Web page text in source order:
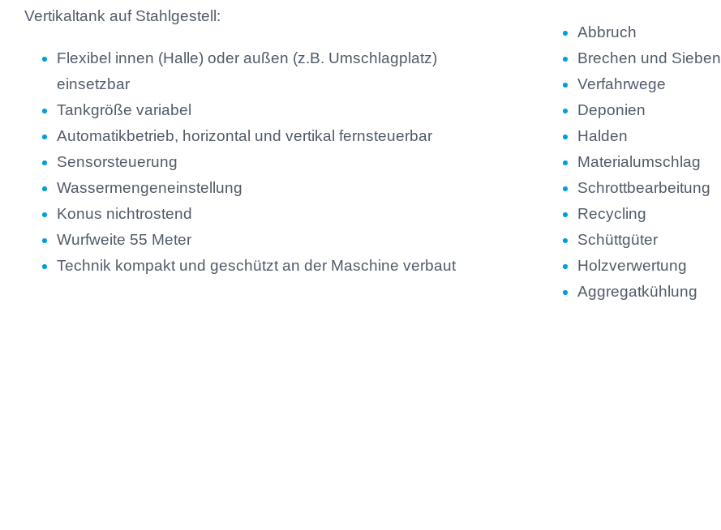
Vertikaltank auf Stahlgestell:
Flexibel innen (Halle) oder außen (z.B. Umschlagplatz)
einsetzbar
Tankgröße variabel
Automatikbetrieb, horizontal und vertikal fernsteuerbar
Sensorsteuerung
Wassermengeneinstellung
Konus nichtrostend
Wurfweite 55 Meter
Technik kompakt und geschützt an der Maschine verbaut
Abbruch
Brechen und Sieben
Verfahrwege
Deponien
Halden
Materialumschlag
Schrottbearbeitung
Recycling
Schüttgüter
Holzverwertung
Aggregatkühlung